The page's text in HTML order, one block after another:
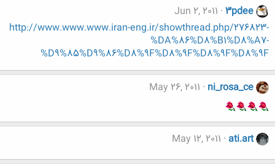
3pdee
Jun 2, 2011
http://www.www.www.iran-eng.ir/showthread.php/276823-
%DA%86%D8%B1%D8%A7-
%D9%85%D9%86%D8%9F%D8%9F%D8%9F%D8%9F
ni_rosa_ce
May 26, 2011
ati.art
May 12, 2011